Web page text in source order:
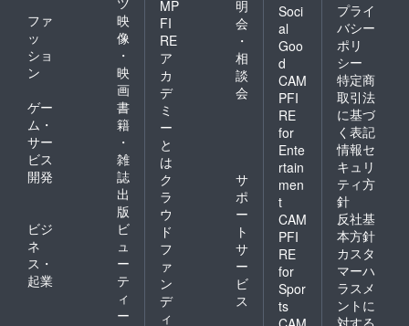
ファ
ッ
ショ
ン
映
像
・
映
画
ゲー
ム・
サー
ビス
開発
書
籍
・
雑
誌
出
版
ビジ
ネ
ス・
起業
ビ
ュ
ー
テ
ィ
ー
MP
FI
RE
ア
カ
デ
ミ
ー
と
は
明
会
・
相
談
会
ク
ラ
ウ
ド
フ
ァ
ン
デ
ィ
サ
ポ
ー
ト
サ
ー
ビ
ス
Soci
al
Goo
d
CAM
PFI
RE
for
Ente
rtain
men
t
CAM
PFI
RE
for
Spor
ts
プライ
バシー
ポリ
シー
特定商
取引法
に基づ
く表記
情報セ
キュリ
ティ方
針
反社基
本方針
カスタ
マーハ
ラスメ
ントに